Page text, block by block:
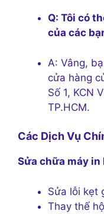
Q: Tôi có
của các
A: Vâng,
cửa hàng
Số 1, KCN
TP.HCM.
Các Dịch Vụ
Sửa chữa máy in
Sửa lỗi kẹt
Thay thế